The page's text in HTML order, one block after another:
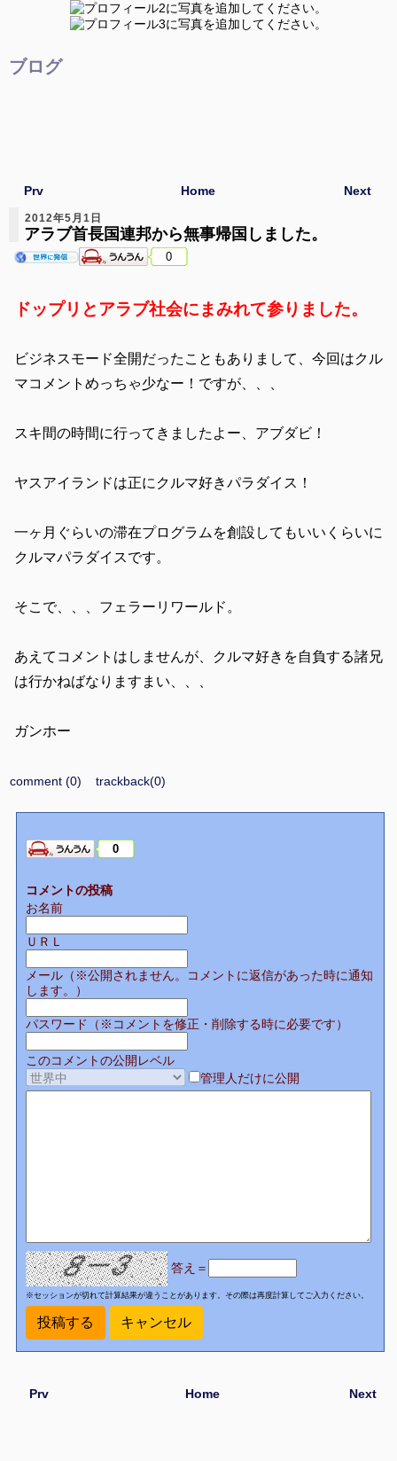
ブログ
Next
Prv Home
2012年5月1日
アラブ首長国連邦から無事帰国しました。
0
ドップリとアラブ社会にまみれて参りました。
ビジネスモード全開だったこともありまして、今回はクル
マコメントめっちゃ少なー！ですが、、、
スキ間の時間に行ってきましたよー、アブダビ！
ヤスアイランドは正にクルマ好きパラダイス！
一ヶ月ぐらいの滞在プログラムを創設してもいいくらいに
クルマパラダイスです。
そこで、、、フェラーリワールド。
あえてコメントはしませんが、クルマ好きを自負する諸兄
は行かねばなりますまい、、、
ガンホー
comment (0) trackback(0)
0
コメントの投稿
お名前
ＵＲＬ
メール（※公開されません。コメントに返信があった時に通知
します。）
パスワード（※コメントを修正・削除する時に必要です）
このコメントの公開レベル
管理人だけに公開
答え＝
※セッションが切れて計算結果が違うことがあります。その際は再度計算してご入力ください。
Prv Next
Home